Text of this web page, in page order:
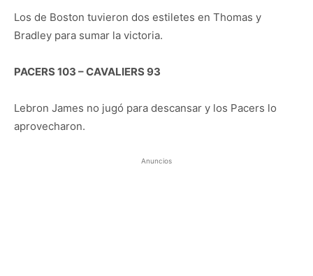
Los de Boston tuvieron dos estiletes en Thomas y
Bradley para sumar la victoria.
PACERS 103 – CAVALIERS 93
Lebron James no jugó para descansar y los Pacers lo
aprovecharon.
Anuncios